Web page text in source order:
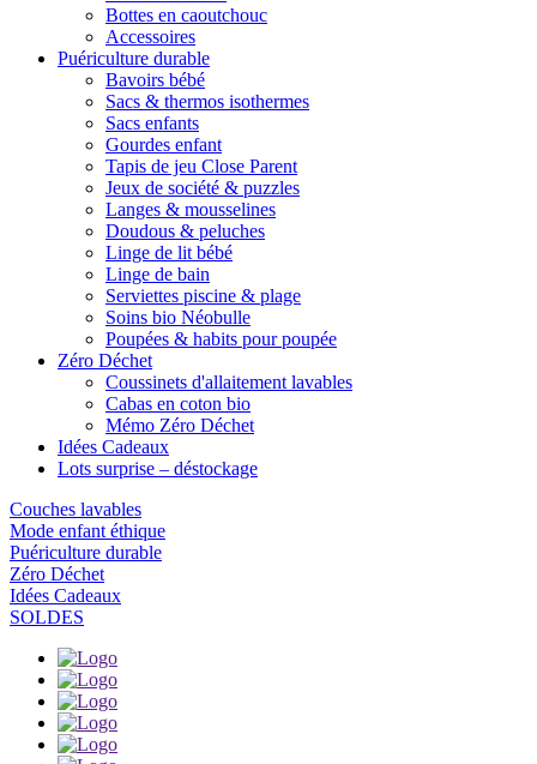
Bottes en caoutchouc
Accessoires
Puériculture durable
Bavoirs bébé
Sacs & thermos isothermes
Sacs enfants
Gourdes enfant
Tapis de jeu Close Parent
Jeux de société & puzzles
Langes & mousselines
Doudous & peluches
Linge de lit bébé
Linge de bain
Serviettes piscine & plage
Soins bio Néobulle
Poupées & habits pour poupée
Zéro Déchet
Coussinets d'allaitement lavables
Cabas en coton bio
Mémo Zéro Déchet
Idées Cadeaux
Lots surprise – déstockage
Couches lavables
Mode enfant éthique
Puériculture durable
Zéro Déchet
Idées Cadeaux
SOLDES